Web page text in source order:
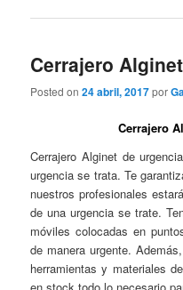
Cerrajero
Posted on24 abril, 2017por
Cerrajero
Cerrajero Alginet de
urgencia se trata. Te
nuestros profesionales
de una urgencia se trate.
móviles colocadas en
de manera urgente.
herramientas y materiales